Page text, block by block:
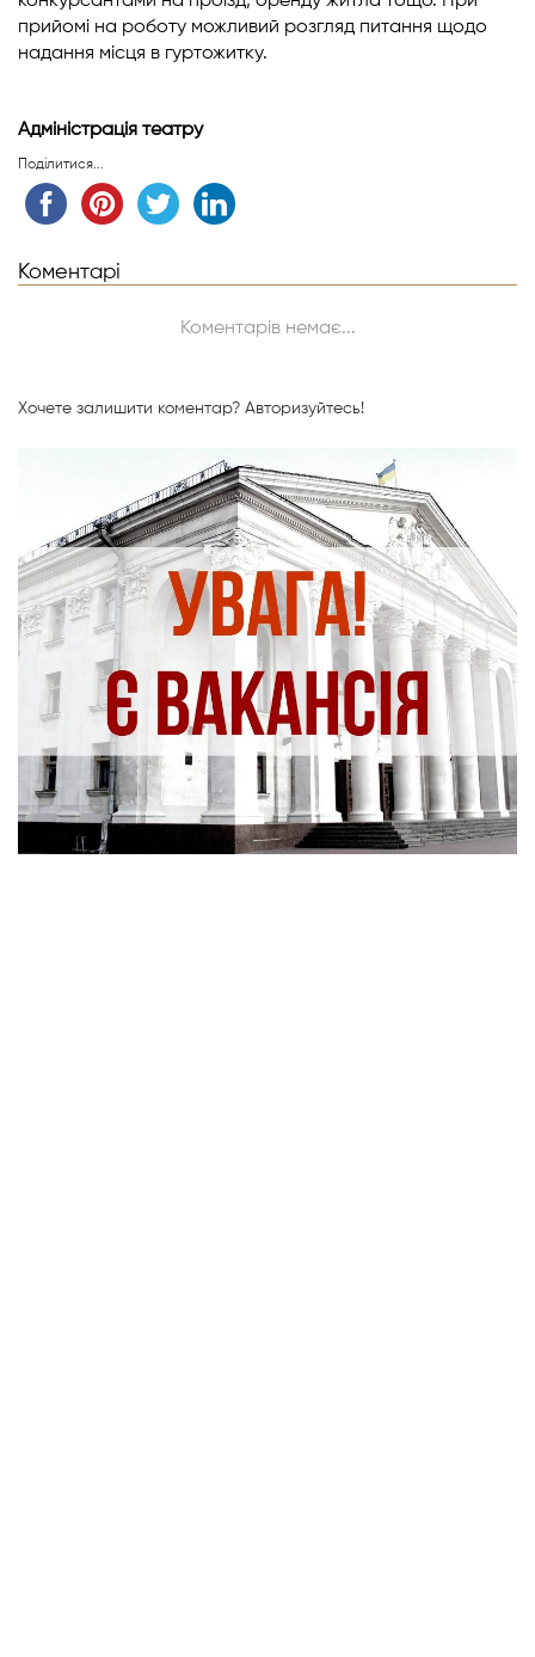
прийомі на роботу можливий розгляд питання щодо
надання місця в гуртожитку.
Адміністрація театру
Поділитися...
Коментарі
Коментарів немає...
Хочете залишити коментар? Авторизуйтесь!